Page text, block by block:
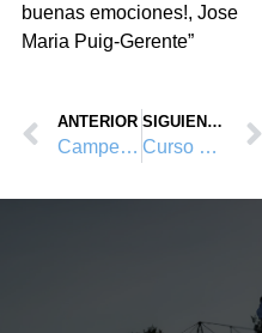
buenas emociones!, Jose
Maria Puig-Gerente”
ANTERIOR
Campeones de la primera edicion del campeonato, PETZL ROPE TRIP SPANISH SERIES
SIGUIENTE
Curso de formación de trabajos en altura, homologados por Vértice Vertical™ y Anetva, en Valencia. Febrero 2012.